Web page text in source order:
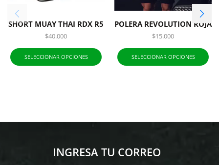
SHORT MUAY THAI RDX R5
$40.000
SELECCIONAR OPCIONES
POLERA REVOLUTION ROJA
$15.000
SELECCIONAR OPCIONES
INGRESA TU CORREO